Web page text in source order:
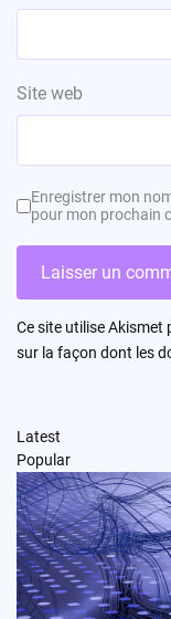
Site web
Enregistrer mon
pour mon prochain
Ce site utilise Akismet
sur la façon dont les
Latest
Popular